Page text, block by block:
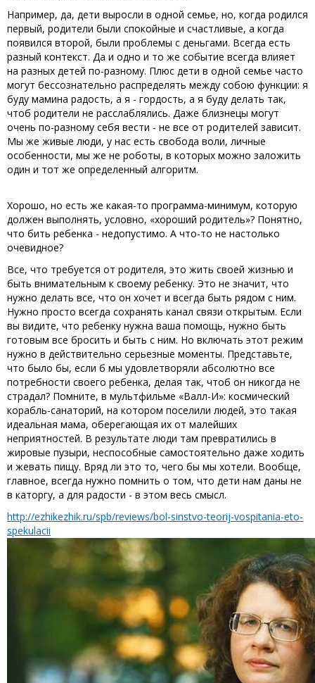
Например, да, дети выросли в одной семье, но, когда родился
первый, родители были спокойные и счастливые, а когда
появился второй, были проблемы с деньгами. Всегда есть
разный контекст. Да и одно и то же событие всегда влияет
на разных детей по-разному. Плюс дети в одной семье часто
могут бессознательно распределять между собою функции: я
буду мамина радость, а я - гордость, а я буду делать так,
чтоб родители не расслаблялись. Даже близнецы могут
очень по-разному себя вести - не все от родителей зависит.
Мы же живые люди, у нас есть свобода воли, личные
особенности, мы же не роботы, в которых можно заложить
один и тот же определенный алгоритм.
Хорошо, но есть же какая-то программа-минимум, которую
должен выполнять, условно, «хороший родитель»? Понятно,
что бить ребенка - недопустимо. А что-то не настолько
очевидное?
Все, что требуется от родителя, это жить своей жизнью и
быть внимательным к своему ребенку. Это не значит, что
нужно делать все, что он хочет и всегда быть рядом с ним.
Нужно просто всегда сохранять канал связи открытым. Если
вы видите, что ребенку нужна ваша помощь, нужно быть
готовым все бросить и быть с ним. Но включать этот режим
нужно в действительно серьезные моменты. Представьте,
что было бы, если б мы удовлетворяли абсолютно все
потребности своего ребенка, делая так, чтоб он никогда не
страдал? Помните, в мультфильме «Валл-И»: космический
корабль-санаторий, на котором поселили людей, это такая
идеальная мама, оберегающая их от малейших
неприятностей. В результате люди там превратились в
жировые пузыри, неспособные самостоятельно даже ходить
и жевать пищу. Вряд ли это то, чего бы мы хотели. Вообще,
главное, всегда нужно помнить о том, что дети нам даны не
в каторгу, а для радости - в этом весь смысл.
http://ezhikezhik.ru/spb/reviews/bol-sinstvo-teorij-vospitania-eto-
spekulacii